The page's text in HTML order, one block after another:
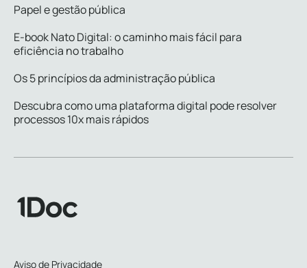
Papel e gestão pública
E-book Nato Digital: o caminho mais fácil para
eficiência no trabalho
Os 5 princípios da administração pública
Descubra como uma plataforma digital pode resolver
processos 10x mais rápidos
Aviso de Privacidade